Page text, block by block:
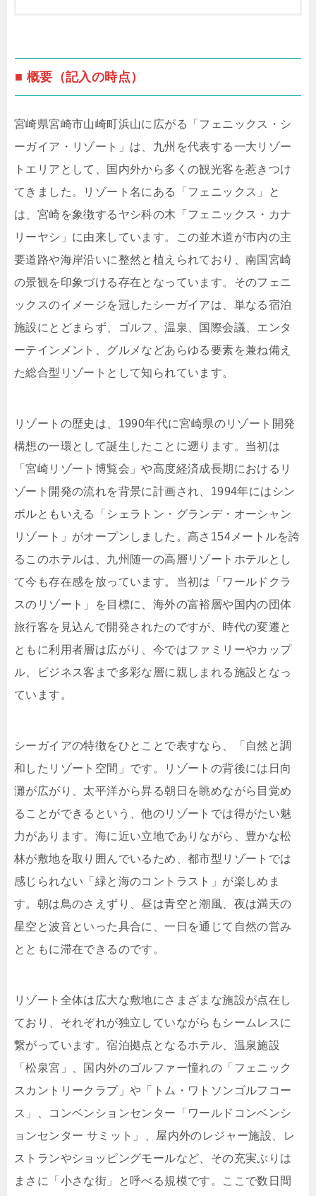
■ 概要（記入の時点）
宮崎県宮崎市山崎町浜山に広がる「フェニックス・シ
ーガイア・リゾート」は、九州を代表する一大リゾー
トエリアとして、国内外から多くの観光客を惹きつけ
てきました。リゾート名にある「フェニックス」と
は、宮崎を象徴するヤシ科の木「フェニックス・カナ
リーヤシ」に由来しています。この並木道が市内の主
要道路や海岸沿いに整然と植えられており、南国宮崎
の景観を印象づける存在となっています。そのフェニ
ックスのイメージを冠したシーガイアは、単なる宿泊
施設にとどまらず、ゴルフ、温泉、国際会議、エンタ
ーテインメント、グルメなどあらゆる要素を兼ね備え
た総合型リゾートとして知られています。
リゾートの歴史は、1990年代に宮崎県のリゾート開発
構想の一環として誕生したことに遡ります。当初は
「宮崎リゾート博覧会」や高度経済成長期におけるリ
ゾート開発の流れを背景に計画され、1994年にはシン
ボルともいえる「シェラトン・グランデ・オーシャン
リゾート」がオープンしました。高さ154メートルを誇
るこのホテルは、九州随一の高層リゾートホテルとし
て今も存在感を放っています。当初は「ワールドクラ
スのリゾート」を目標に、海外の富裕層や国内の団体
旅行客を見込んで開発されたのですが、時代の変遷と
ともに利用者層は広がり、今ではファミリーやカップ
ル、ビジネス客まで多彩な層に親しまれる施設となっ
ています。
シーガイアの特徴をひとことで表すなら、「自然と調
和したリゾート空間」です。リゾートの背後には日向
灘が広がり、太平洋から昇る朝日を眺めながら目覚め
ることができるという、他のリゾートでは得がたい魅
力があります。海に近い立地でありながら、豊かな松
林が敷地を取り囲んでいるため、都市型リゾートでは
感じられない「緑と海のコントラスト」が楽しめま
す。朝は鳥のさえずり、昼は青空と潮風、夜は満天の
星空と波音といった具合に、一日を通じて自然の営み
とともに滞在できるのです。
リゾート全体は広大な敷地にさまざまな施設が点在し
ており、それぞれが独立していながらもシームレスに
繋がっています。宿泊拠点となるホテル、温泉施設
「松泉宮」、国内外のゴルファー憧れの「フェニック
スカントリークラブ」や「トム・ワトソンゴルフコー
ス」、コンベンションセンター「ワールドコンベンシ
ョンセンター サミット」、屋内外のレジャー施設、レ
ストランやショッピングモールなど、その充実ぶりは
まさに「小さな街」と呼べる規模です。ここで数日間